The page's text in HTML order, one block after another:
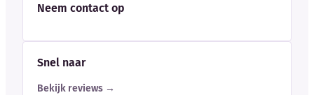
Neem contact op
Snel naar
Bekijk reviews →